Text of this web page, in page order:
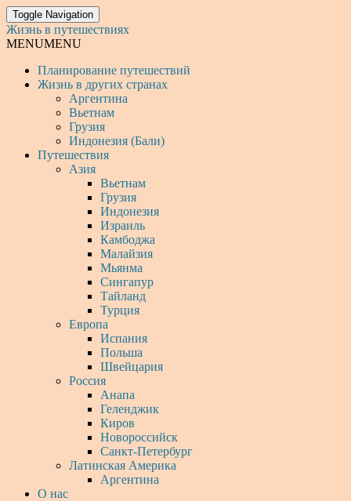
Toggle Navigation
Жизнь в путешествиях
MENUMENU
Планирование путешествий
Жизнь в других странах
Аргентина
Вьетнам
Грузия
Индонезия (Бали)
Путешествия
Азия
Вьетнам
Грузия
Индонезия
Израиль
Камбоджа
Малайзия
Мьянма
Сингапур
Тайланд
Турция
Европа
Испания
Польша
Швейцария
Россия
Анапа
Геленджик
Киров
Новороссийск
Санкт-Петербург
Латинская Америка
Аргентина
О нас